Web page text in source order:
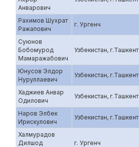
Анварович
Рахимов Шухрат
Ражапович
г. Ургенч
Суюнов
Бобомурод
Мамаражабович
Узбекистан, г.Ташкент
Юнусов Элдор
Нуруллаевич
Узбекистан, г.Ташкент
Хаджиев Анвар
Одилович
Узбекистан, г.Ташкент
Наров Элбек
Ирискулович
Узбекистан, г.Ташкент
Халмурадов
Дилшод
г. Ургенч